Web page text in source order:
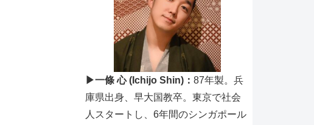
▶一條 心 (Ichijo Shin)： 87年製。兵
庫県出身、早大国教卒。東京で社会
人スタートし、6年間のシンガポール